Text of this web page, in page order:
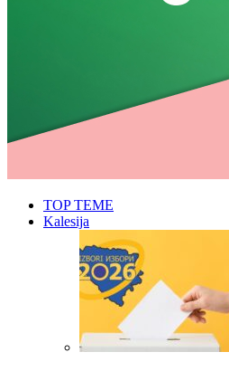
TOP TEME
Kalesija